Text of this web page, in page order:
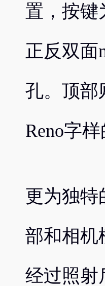
置，按键
正反双面
孔。顶部
Reno字样
更为独特
部和相机
经过照射